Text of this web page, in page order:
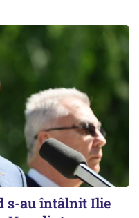
s-au întâlnit Ilie